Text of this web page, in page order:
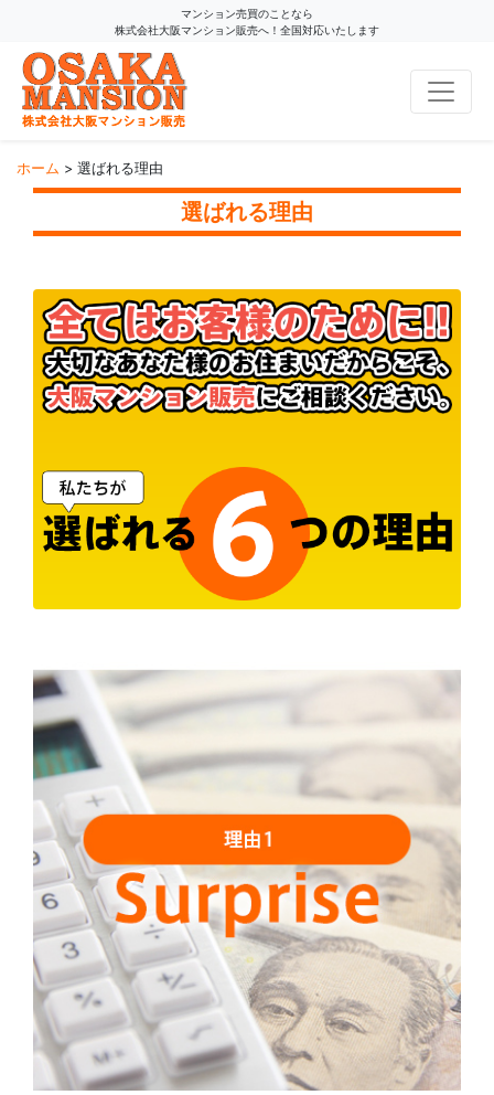
マンション売買のことなら
株式会社大阪マンション販売へ！全国対応いたします
コンテンツへスキップ
ホーム > 選ばれる理由
選ばれる理由